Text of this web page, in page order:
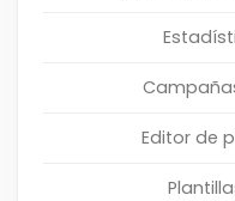
Editor de